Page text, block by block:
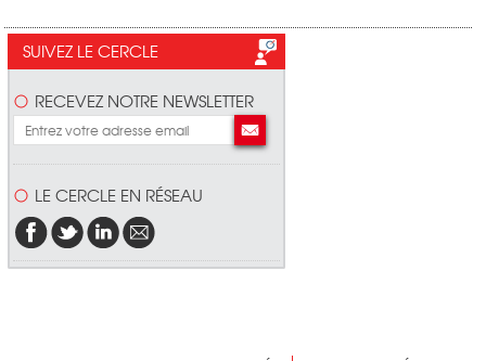
SUIVEZ LE CERCLE
RECEVEZ NOTRE NEWSLETTER
LE CERCLE EN RÉSEAU